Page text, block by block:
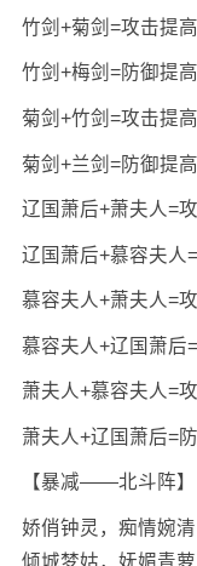
竹剑+菊剑=攻击提
竹剑+梅剑=防御提
菊剑+竹剑=攻击提
菊剑+兰剑=防御提
辽国萧后+萧夫人=
辽国萧后+慕容夫人
慕容夫人+萧夫人=
慕容夫人+辽国萧后
萧夫人+慕容夫人=
萧夫人+辽国萧后=
【暴减——北斗阵】
娇俏钟灵，痴情婉
倾城梦姑，妩媚青萝